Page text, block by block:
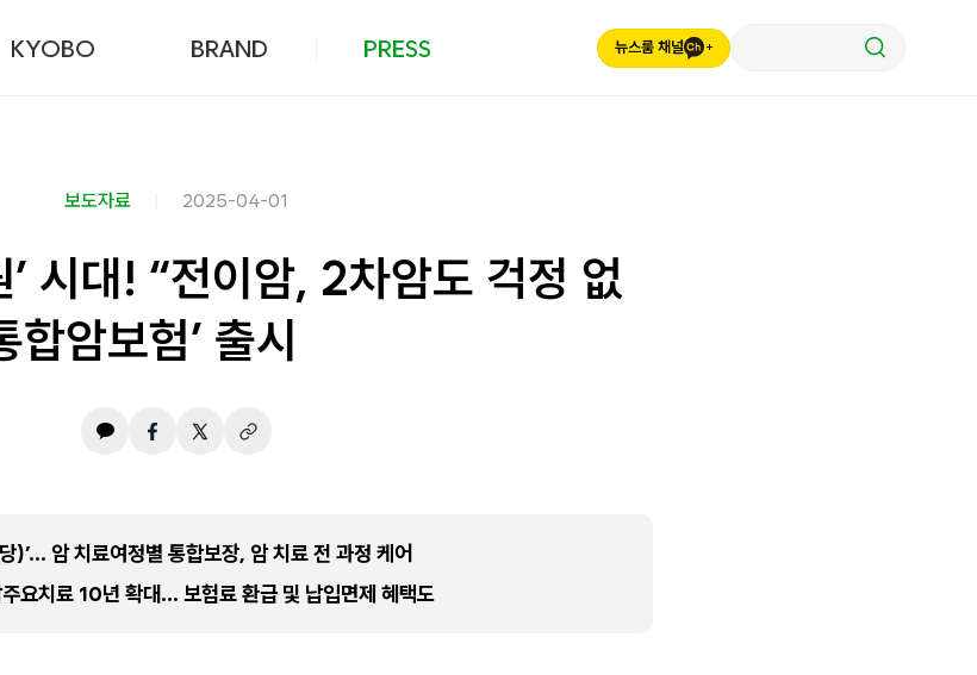
KYOBO BRAND PRESS 뉴스룸 채널
보도자료 2025-04-01
’ 시대! “전이암, 2차암도 걱정 없
암보험’ 출시
)’… 암 치료여정별 통합보장, 암 치료 전 과정 케어
요치료 10년 확대… 보험료 환급 및 납입면제 혜택도